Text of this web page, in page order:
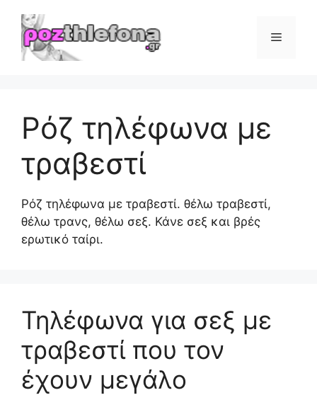
περιεχόμενο
Μενού
Ρόζ τηλέφωνα με
τραβεστί
Ρόζ τηλέφωνα με τραβεστί. θέλω τραβεστί,
θέλω τρανς, θέλω σεξ. Κάνε σεξ και βρές
ερωτικό ταίρι.
Τηλέφωνα για σεξ με
τραβεστί που τον
έχουν μεγάλο